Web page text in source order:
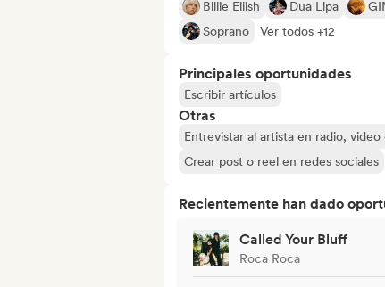
Billie Eilish Dua Lipa
Soprano
Ver todos +12
Principales oportunidades
Escribir artículos
Otras
Entrevistar al artista en radio, video
Crear post o reel en redes sociales
Recientemente han dado
Called Your Bluff
Roca Roca